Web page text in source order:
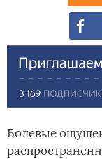
Болевые